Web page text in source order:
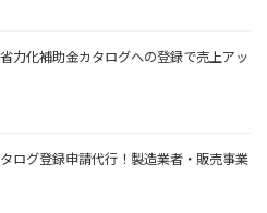
力化補助金カタログへの登録で売上アッ
ログ登録申請代行！製造業者・販売事業